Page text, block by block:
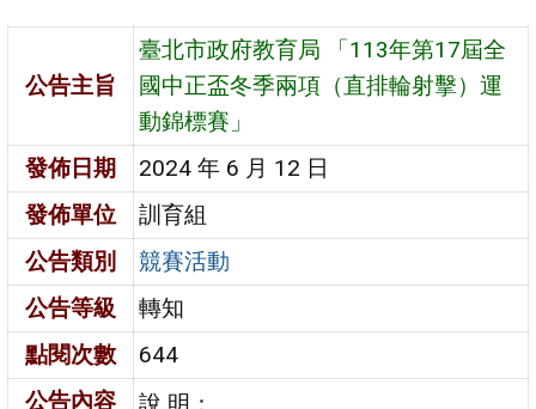
公告主旨
臺北市政府教育局 「113年第17屆全
國中正盃冬季兩項（直排輪射擊）運
動錦標賽」
發佈日期
2024 年 6 月 12 日
發佈單位
訓育組
公告類別
競賽活動
公告等級
轉知
點閱次數
644
公告內容
說 明：